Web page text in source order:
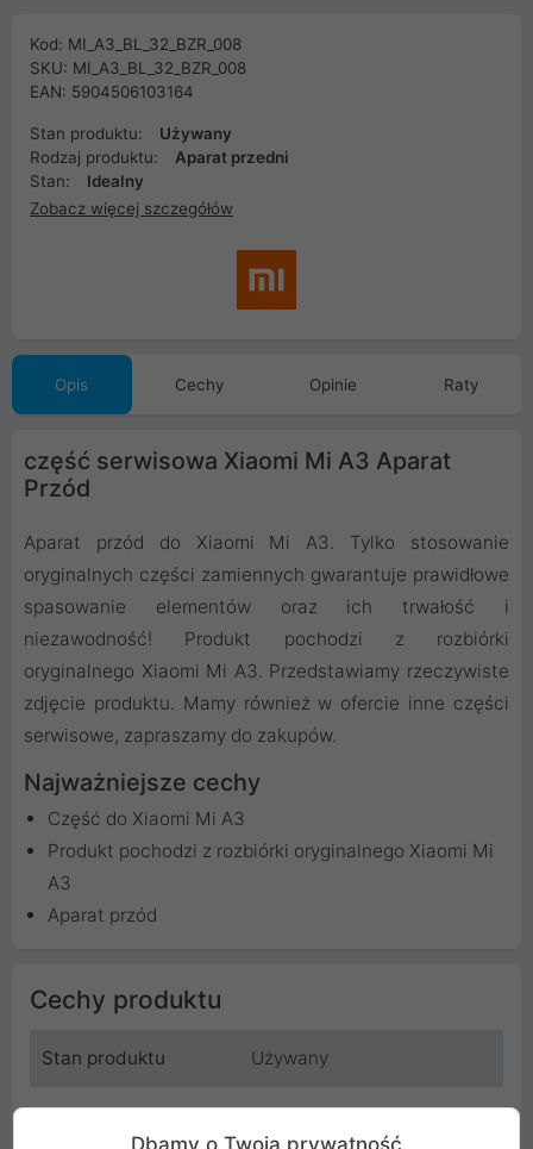
Kod: MI_A3_BL_32_BZR_008
SKU: MI_A3_BL_32_BZR_008
EAN: 5904506103164
Stan produktu:
Używany
Rodzaj produktu:
Aparat przedni
Stan:
Idealny
Zobacz więcej szczegółów
Opis Cechy Opinie Raty
część serwisowa Xiaomi Mi A3 Aparat
Przód
Aparat przód do Xiaomi Mi A3. Tylko stosowanie
oryginalnych części zamiennych gwarantuje prawidłowe
spasowanie elementów oraz ich trwałość i
niezawodność! Produkt pochodzi z rozbiórki
oryginalnego Xiaomi Mi A3. Przedstawiamy rzeczywiste
zdjęcie produktu. Mamy również w ofercie inne części
serwisowe, zapraszamy do zakupów.
Najważniejsze cechy
Część do Xiaomi Mi A3
Produkt pochodzi z rozbiórki oryginalnego Xiaomi Mi
A3
Aparat przód
Cechy produktu
Stan produktu Używany
Rodzaj produktu Aparat przedni
Dbamy o Twoją prywatność